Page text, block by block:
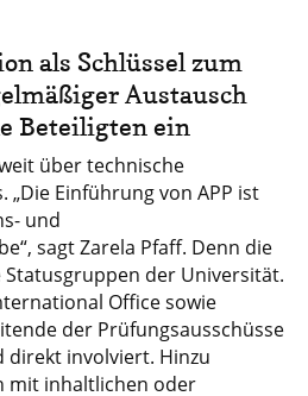
als Schlüssel zum
Austausch
Beteiligten ein
über technische
„Die Einführung von APP ist
und
sagt Zarela Pfaff. Denn die
der Universität.
Office sowie
der Prüfungsausschüsse
direkt involviert. Hinzu
mit inhaltlichen oder